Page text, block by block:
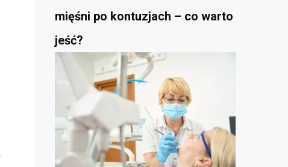
mięśni po kontuzjach – co warto
jeść?